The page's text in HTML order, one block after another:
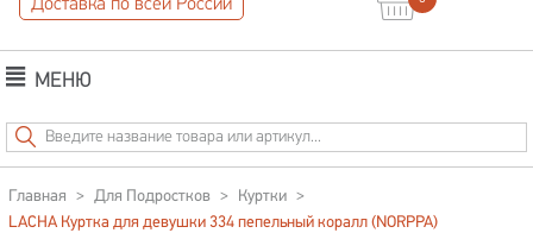
Доставка по всей России
МЕНЮ
Главная > Для Подростков > Куртки >
LACHA Куртка для девушки 334 пепельный коралл (NORPPA)